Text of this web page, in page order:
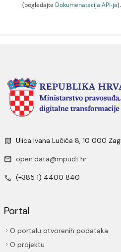
(pogledajte Dokumenаtаcijа API-jа).